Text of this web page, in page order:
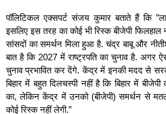
पॉलिटिकल एक्सपर्ट संजय कुमार बताते हैं कि
इसलिए इस तरह का कोई भी रिस्क बीजेपी फिलहाल
सांसदों का समर्थन मिला हुआ है. चंद्र बाबू और
बात है कि 2027 में राष्ट्रपति का चुनाव है. अगर
चुनाव प्रभावित कर देंगे. केंद्र में इनकी मदद से
बिहार में बहुत दिलचस्पी नहीं है कि बिहार में
का, लेकिन केंद्र में उनको (बीजेपी) समर्थन से
कोई रिस्क नहीं लेगी.”